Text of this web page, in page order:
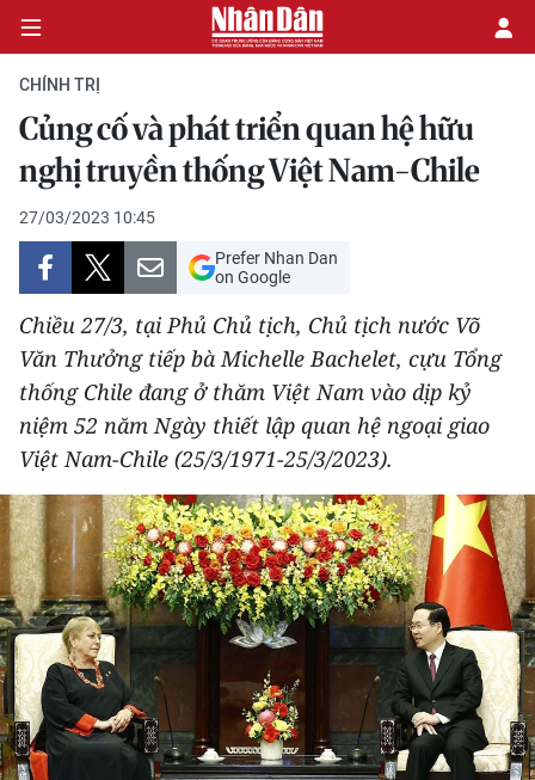
CHÍNH TRỊ
KINH TẾ
VĂN HÓA
XÃ HỘI
PHÁP LUẬT
DU LỊCH
THẾ GIỚI
THỂ THAO
GIÁO DỤC
Y TẾ
KHOA HỌC - CÔNG NGHỆ
CHÍNH TRỊ
Củng cố và phát triển quan hệ hữu
nghị truyền thống Việt Nam-Chile
27/03/2023 10:45
Prefer Nhan Dan
on Google
Chiều 27/3, tại Phủ Chủ tịch, Chủ tịch nước Võ
Văn Thưởng tiếp bà Michelle Bachelet, cựu Tổng
thống Chile đang ở thăm Việt Nam vào dịp kỷ
niệm 52 năm Ngày thiết lập quan hệ ngoại giao
Việt Nam-Chile (25/3/1971-25/3/2023).